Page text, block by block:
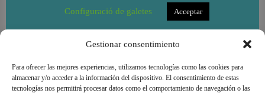
Gestionar consentimiento
Para ofrecer las mejores experiencias, utilizamos tecnologías como las cookies para
almacenar y/o acceder a la información del dispositivo. El consentimiento de estas
tecnologías nos permitirá procesar datos como el comportamiento de navegación o las
Configuració de galetes
Acceptar